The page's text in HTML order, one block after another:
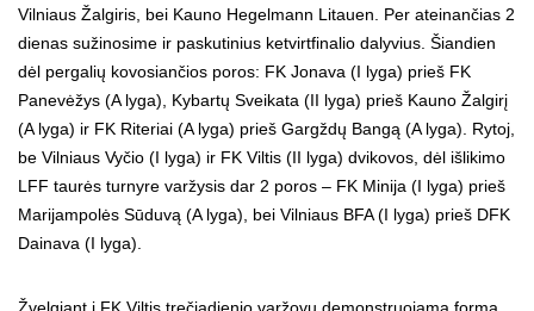
Vilniaus Žalgiris, bei Kauno Hegelmann Litauen. Per ateinančias 2
dienas sužinosime ir paskutinius ketvirtfinalio dalyvius. Šiandien
dėl pergalių kovosiančios poros: FK Jonava (I lyga) prieš FK
Panevėžys (A lyga), Kybartų Sveikata (II lyga) prieš Kauno Žalgirį
(A lyga) ir FK Riteriai (A lyga) prieš Gargždų Bangą (A lyga). Rytoj,
be Vilniaus Vyčio (I lyga) ir FK Viltis (II lyga) dvikovos, dėl išlikimo
LFF taurės turnyre varžysis dar 2 poros – FK Minija (I lyga) prieš
Marijampolės Sūduvą (A lyga), bei Vilniaus BFA (I lyga) prieš DFK
Dainava (I lyga).